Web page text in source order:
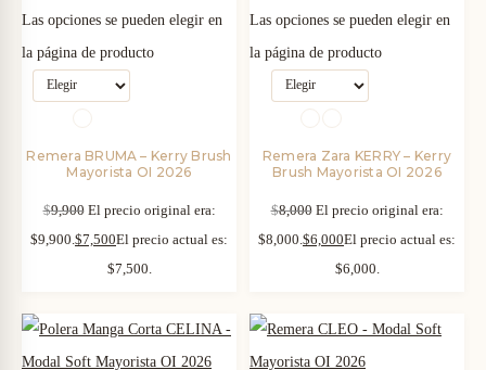
Las opciones se pueden elegir en
la página de producto
Remera BRUMA – Kerry Brush
Mayorista OI 2026
$9,900 El precio original era:
$9,900. $7,500El precio actual es:
$7,500.
Las opciones se pueden elegir en
la página de producto
Remera Zara KERRY – Kerry
Brush Mayorista OI 2026
$8,000 El precio original era:
$8,000. $6,000El precio actual es:
$6,000.